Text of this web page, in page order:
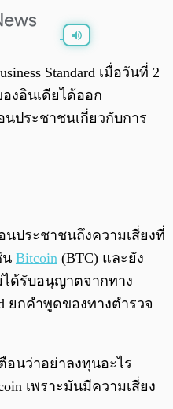
/ 0:00
Standard เมื่อวันที่ 2
งอินเดียได้ออก
ประชาชนเกี่ยวกับการ
นประชาชนถึงความเสี่ยงที่
น Bitcoin (BTC) และยัง
ด้รับอนุญาตจากทาง
ยกคำพูดของทางตำรวจ
อนว่าอย่าลงทุนอะไร
เพราะมันมีความเสี่ยง